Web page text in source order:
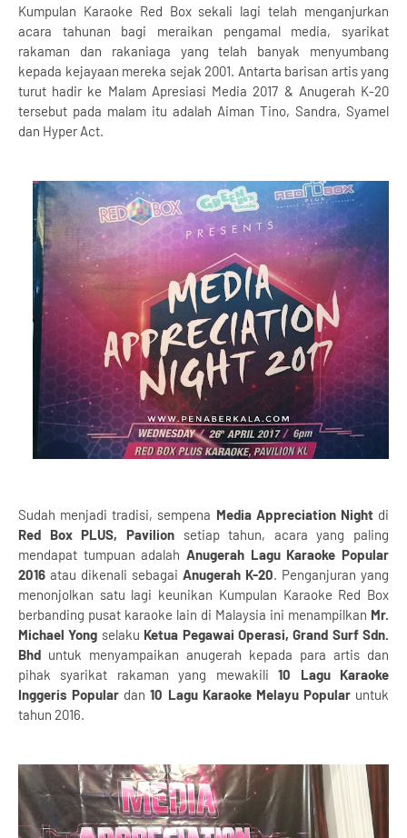
Kumpulan Karaoke Red Box sekali lagi telah menganjurkan
acara tahunan bagi meraikan pengamal media, syarikat
rakaman dan rakaniaga yang telah banyak menyumbang
kepada kejayaan mereka sejak 2001. Antarta barisan artis yang
turut hadir ke Malam Apresiasi Media 2017 & Anugerah K-20
tersebut pada malam itu adalah Aiman Tino, Sandra, Syamel
dan Hyper Act.
Sudah menjadi tradisi, sempena Media Appreciation Nightdi
Red Box PLUS, Pavilionsetiap tahun, acara yang paling
mendapat tumpuan adalah Anugerah Lagu Karaoke Popular
2016 atau dikenali sebagai Anugerah K-20. Penganjuran yang
menonjolkan satu lagi keunikan Kumpulan Karaoke Red Box
berbanding pusat karaoke lain di Malaysia ini menampilkan Mr.
Michael Yong selaku Ketua Pegawai Operasi, Grand Surf Sdn.
Bhd untuk menyampaikan anugerah kepada para artis dan
pihak syarikat rakaman yang mewakili10 Lagu Karaoke
Inggeris Popular dan10 Lagu Karaoke Melayu Popularuntuk
tahun 2016.